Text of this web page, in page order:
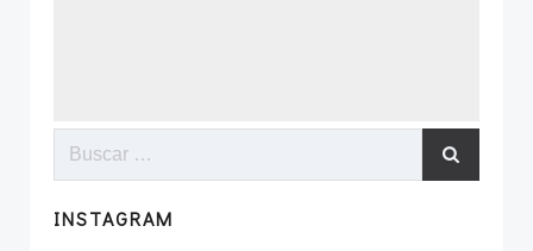
Buscar:
INSTAGRAM